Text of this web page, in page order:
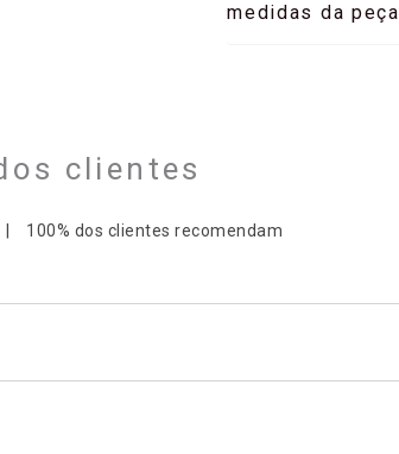
medidas da peça
clientes
100% dos clientes recomendam